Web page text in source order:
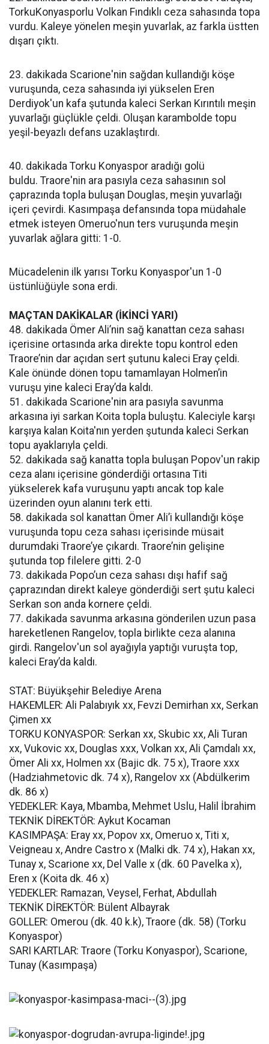
TorkuKonyasporlu Volkan Fındıklı ceza sahasında topa
vurdu. Kaleye yönelen meşin yuvarlak, az farkla üstten
dışarı çıktı.
23. dakikada Scarione'nin sağdan kullandığı köşe
vuruşunda, ceza sahasında iyi yükselen Eren
Derdiyok'un kafa şutunda kaleci Serkan Kırıntılı meşin
yuvarlağı güçlükle çeldi. Oluşan karambolde topu
yeşil-beyazlı defans uzaklaştırdı.
40. dakikada Torku Konyaspor aradığı golü
buldu. Traore'nin ara pasıyla ceza sahasının sol
çaprazında topla buluşan Douglas, meşin yuvarlağı
içeri çevirdi. Kasımpaşa defansında topa müdahale
etmek isteyen Omeruo'nun ters vuruşunda meşin
yuvarlak ağlara gitti: 1-0.
Mücadelenin ilk yarısı Torku Konyaspor'un 1-0
üstünlüğüyle sona erdi.
MAÇTAN DAKİKALAR (İKİNCİ YARI)
48. dakikada Ömer Ali’nin sağ kanattan ceza sahası
içerisine ortasında arka direkte topu kontrol eden
Traore’nin dar açıdan sert şutunu kaleci Eray çeldi.
Kale önünde dönen topu tamamlayan Holmen’in
vuruşu yine kaleci Eray’da kaldı.
51. dakikada Scarione'nin ara pasıyla savunma
arkasına iyi sarkan Koita topla buluştu. Kaleciyle karşı
karşıya kalan Koita'nın yerden şutunda kaleci Serkan
topu ayaklarıyla çeldi.
52. dakikada sağ kanatta topla buluşan Popov'un rakip
ceza alanı içerisine gönderdiği ortasına Titi
yükselerek kafa vuruşunu yaptı ancak top kale
üzerinden oyun alanını terk etti.
58. dakikada sol kanattan Ömer Ali’i kullandığı köşe
vuruşunda topu ceza sahası içerisinde müsait
durumdaki Traore’ye çıkardı. Traore’nin gelişine
şutunda top filelere gitti. 2-0
73. dakikada Popo’un ceza sahası dışı hafif sağ
çaprazından direkt kaleye gönderdiği sert şutu kaleci
Serkan son anda kornere çeldi.
77. dakikada savunma arkasına gönderilen uzun pasa
hareketlenen Rangelov, topla birlikte ceza alanına
girdi. Rangelov'un sol ayağıyla yaptığı vuruşta top,
kaleci Eray’da kaldı.
STAT: Büyükşehir Belediye Arena
HAKEMLER: Ali Palabıyık xx, Fevzi Demirhan xx, Serkan
Çimen xx
TORKU KONYASPOR: Serkan xx, Skubic xx, Ali Turan
xx, Vukovic xx, Douglas xxx, Volkan xx, Ali Çamdalı xx,
Ömer Ali xx, Holmen xx (Bajic dk. 75 x), Traore xxx
(Hadziahmetovic dk. 74 x), Rangelov xx (Abdülkerim
dk. 86 x)
YEDEKLER: Kaya, Mbamba, Mehmet Uslu, Halil İbrahim
TEKNİK DİREKTÖR: Aykut Kocaman
KASIMPAŞA: Eray xx, Popov xx, Omeruo x, Titi x,
Veigneau x, Andre Castro x (Malki dk. 74 x), Hakan xx,
Tunay x, Scarione xx, Del Valle x (dk. 60 Pavelka x),
Eren x (Koita dk. 46 x)
YEDEKLER: Ramazan, Veysel, Ferhat, Abdullah
TEKNİK DİREKTÖR: Bülent Albayrak
GOLLER: Omerou (dk. 40 k.k), Traore (dk. 58) (Torku
Konyaspor)
SARI KARTLAR: Traore (Torku Konyaspor), Scarione,
Tunay (Kasımpaşa)